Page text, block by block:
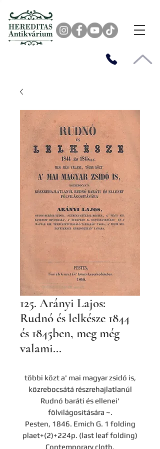
125. Arányi Lajos:
Rudnó és lelkésze 1844
és 1845ben, meg még
valami...
többi közt a' mai magyar zsidó is,
közrebocsátá részrehajlatlanúl
Rudnó baráti és ellenei'
fölvilágositására ~.
Pesten, 1846. Emich G. 1 folding
plaet+(2)+224p. (last leaf folding)
Contemporary cloth.